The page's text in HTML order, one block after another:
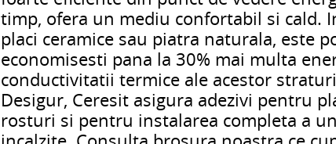
timp, ofera un mediu confortabil si cald.
placi ceramice sau piatra naturala, este
economisesti pana la 30% mai multa
conductivitatii termice ale acestor
Desigur, Ceresit asigura adezivi pentru
rosturi si pentru instalarea completa a